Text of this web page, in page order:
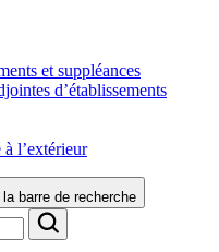
et suppléances
d’établissements
à l’extérieur
barre de recherche